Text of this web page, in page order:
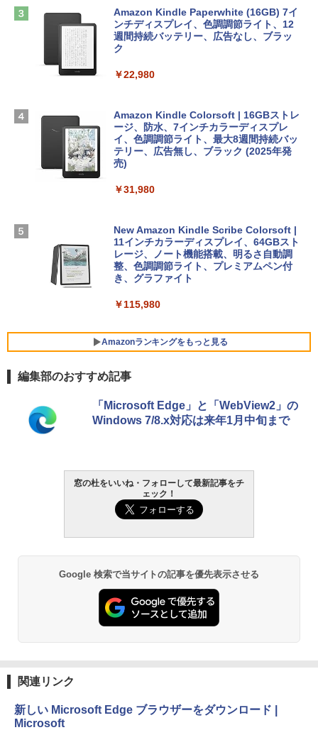
13インチノートブック：AIとApple Intell
igence、13.6インチLiquid Retinaディ
スプレイ、16GBユニファイドメモリ、1
TB SSDストレージ、12MPセンターフレ
D - ミッドナイト
【Amazon.co.jp限定】 HP ノートパソコ
ン 15-fd 15.6インチ 16GBメモリ 512GB
SSD インテル Core 5
￥129,800
FMV ノートパソコン WE1-K3 (MS 365 P
ersonal/Copilotキー搭載/Win 11/15.6型/
Core i5/16GB/SSD 512GB/ホワイト) FM
VWK3E15W_AZ
インゲームコード】 ロブロックス | オン
ラインコード版
￥3,200
ows11、10/mac対応|PC2台
￥39,582
ト): Java & Bedrock Edition | オンライ
￥3,600
めのAIコーディング入門シリーズ
￥99
AIイラスト表現辞典: 思い通りの絵を引き
￥480
FM TOWNS ハイパー・カタログ: 本体ハ
ェクトリストと最新エミュレータ紹介
Amazon Kindle Paperwhite (16GB) 7イ
ンチディスプレイ、色調調節ライト、12
週間持続バッテリー、広告なし、ブラッ
ク
￥22,980
Amazon Kindle Colorsoft | 16GBストレ
ージ、防水、7インチカラーディスプレ
イ、色調調節ライト、最大8週間持続バッ
テリー、広告無し、ブラック (2025年発
売)
￥31,980
New Amazon Kindle Scribe Colorsoft |
11インチカラーディスプレイ、64GBスト
レージ、ノート機能搭載、明るさ自動調
整、色調調節ライト、プレミアムペン付
き、グラファイト
￥115,980
Amazonランキングをもっと見る
編集部のおすすめ記事
「Microsoft Edge」と「WebView2」の
Windows 7/8.x対応は来年1月中旬まで
窓の杜をいいね・フォローして最新記事をチ
ェック！
Google 検索で当サイトの記事を優先表示させる
関連リンク
新しい Microsoft Edge ブラウザーをダウンロード |
Microsoft